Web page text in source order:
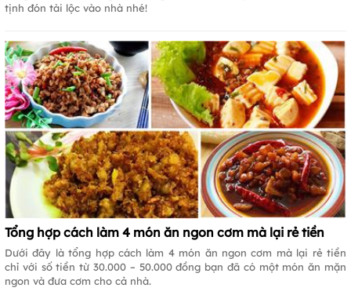
tịnh đón tài lộc vào nhà nhé!
Tổng hợp cách làm 4 món ăn ngon cơm mà lại rẻ tiền
Dưới đây là tổng hợp cách làm 4 món ăn ngon cơm mà lại rẻ tiền
chỉ với số tiền từ 30.000 – 50.000 đồng bạn đã có một món ăn mặn
ngon và đưa cơm cho cả nhà.